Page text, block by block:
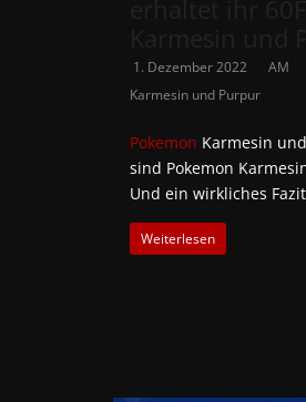
1. Dezember 2022 AM
Karmesin und Purpur
Pokemon Karmesin
sind Pokemon
Und ein wirkliches Fazit
Weiterlesen